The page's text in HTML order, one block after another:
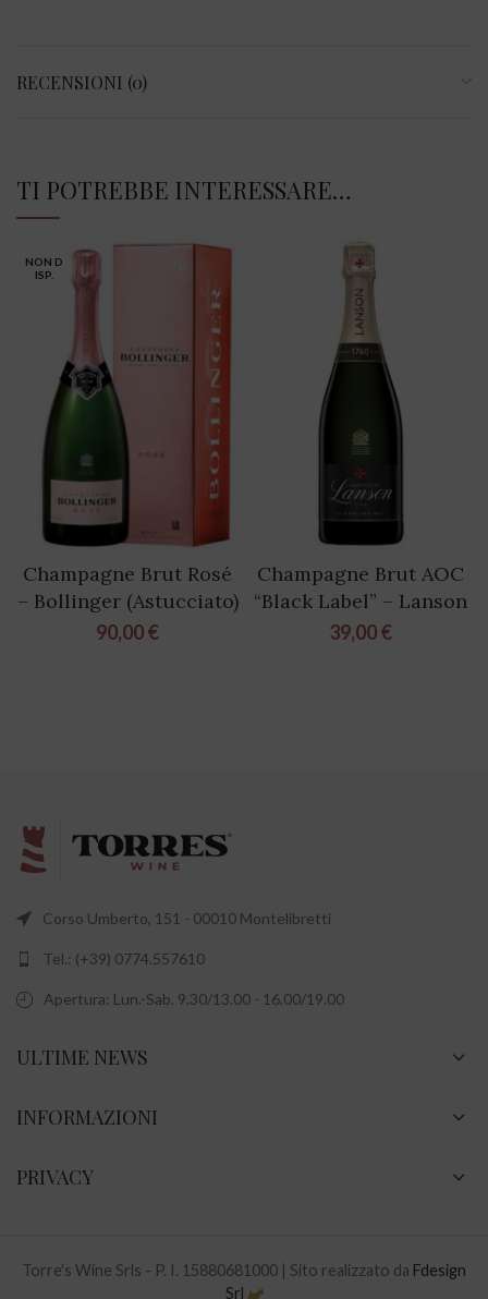
RECENSIONI (0)
TI POTREBBE INTERESSARE…
NON D
ISP.
Champagne Brut Rosé
– Bollinger (Astucciato)
90,00€
Champagne Brut AOC
“Black Label” – Lanson
39,00€
Corso Umberto, 151 - 00010 Montelibretti
Tel.: (+39) 0774.557610
Apertura: Lun.-Sab. 9.30/13.00 - 16.00/19.00
ULTIME NEWS
INFORMAZIONI
PRIVACY
Torre's Wine Srls - P. I. 15880681000 | Sito realizzato da Fdesign
Srl